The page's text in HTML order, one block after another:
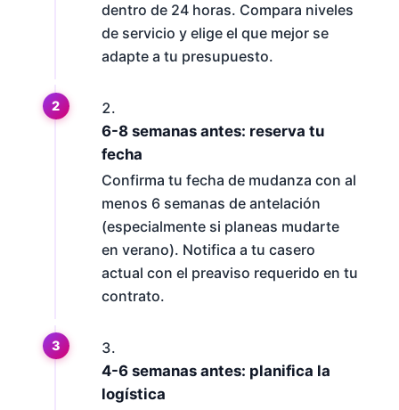
dentro de 24 horas. Compara niveles
de servicio y elige el que mejor se
adapte a tu presupuesto.
6-8 semanas antes: reserva tu
fecha
Confirma tu fecha de mudanza con al
menos 6 semanas de antelación
(especialmente si planeas mudarte
en verano). Notifica a tu casero
actual con el preaviso requerido en tu
contrato.
4-6 semanas antes: planifica la
logística